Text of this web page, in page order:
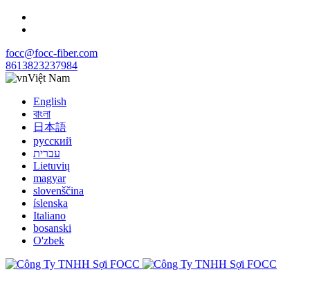
focc@focc-fiber.com
8613823237984
Việt Nam
English
বাংলা
日本語
русский
עברית
Lietuvių
magyar
slovenščina
íslenska
Italiano
bosanski
O'zbek